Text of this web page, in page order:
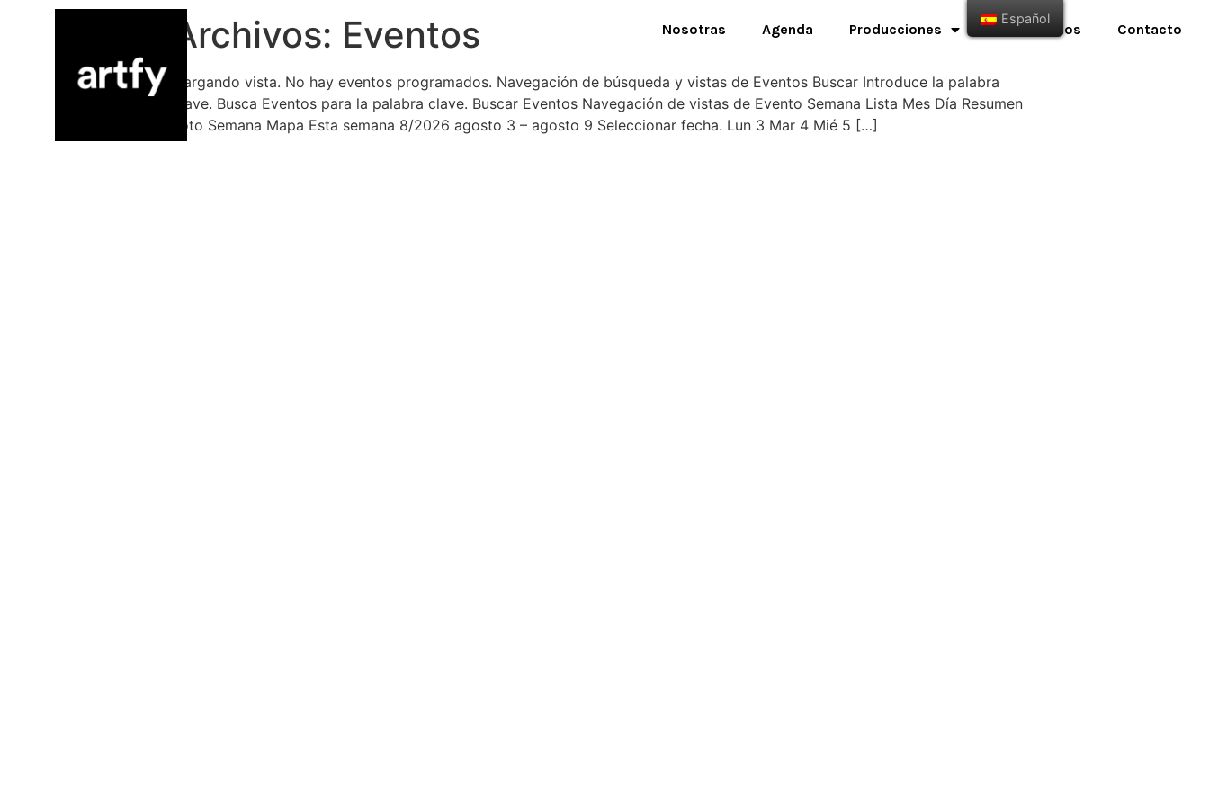
Nosotras Agenda Producciones Testimonios Contacto
Archivos: Eventos
Cargando vista. No hay eventos programados. Navegación de búsqueda y vistas de Eventos Buscar Introduce la palabra
clave. Busca Eventos para la palabra clave. Buscar Eventos Navegación de vistas de Evento Semana Lista Mes Día Resumen
Foto Semana Mapa Esta semana 8/2026 agosto 3 – agosto 9 Seleccionar fecha. Lun 3 Mar 4 Mié 5 […]
Español